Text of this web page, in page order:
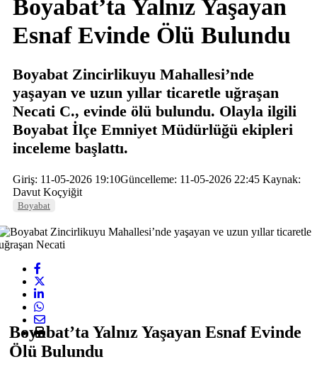
Boyabat’ta Yalnız Yaşayan
Esnaf Evinde Ölü Bulundu
Boyabat Zincirlikuyu Mahallesi’nde
yaşayan ve uzun yıllar ticaretle uğraşan
Necati C., evinde ölü bulundu. Olayla ilgili
Boyabat İlçe Emniyet Müdürlüğü ekipleri
inceleme başlattı.
Giriş: 11-05-2026 19:10Güncelleme: 11-05-2026 22:45 Kaynak:
Davut Koçyiğit
Boyabat
Boyabat’ta Yalnız Yaşayan Esnaf Evinde
Ölü Bulundu